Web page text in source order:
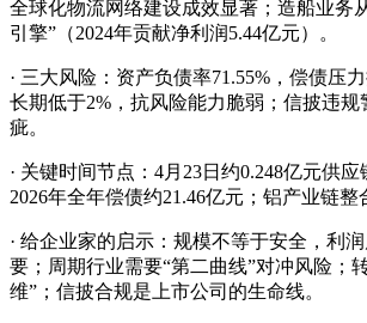
全球化物流网络建设成效显著；造船业务
引擎”（2024年贡献净利润5.44亿元）。
· 三大风险：资产负债率71.55%，偿债压
长期低于2%，抗风险能力脆弱；信披违规
疵。
· 关键时间节点：4月23日约0.248亿元供应
2026年全年偿债约21.46亿元；铝产业链整
· 给企业家的启示：规模不等于安全，利
要；周期行业需要“第二曲线”对冲风险；
维”；信披合规是上市公司的生命线。